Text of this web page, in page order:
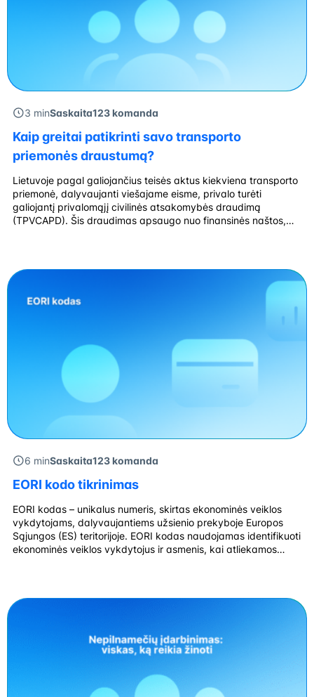
3 minSaskaita123 komanda
Kaip greitai patikrinti savo transporto
priemonės draustumą?
Lietuvoje pagal galiojančius teisės aktus kiekviena transporto
priemonė, dalyvaujanti viešajame eisme, privalo turėti
galiojantį privalomąjį civilinės atsakomybės draudimą
(TPVCAPD). Šis draudimas apsaugo nuo finansinės naštos,
būtų galiojantis visą […]
6 minSaskaita123 komanda
EORI kodo tikrinimas
EORI kodas – unikalus numeris, skirtas ekonominės veiklos
vykdytojams, dalyvaujantiems užsienio prekyboje Europos
Sąjungos (ES) teritorijoje. EORI kodas naudojamas identifikuoti
ekonominės veiklos vykdytojus ir asmenis, kai atliekamos
reikalingas? EORI (angl. […]